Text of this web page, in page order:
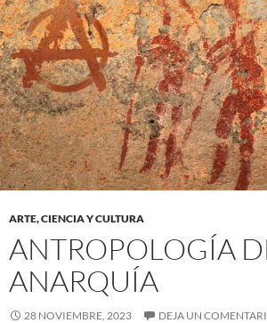
ARTE, CIENCIA Y CULTURA
ANTROPOLOGÍA
ANARQUÍA
28 NOVIEMBRE, 2023 DEJA UN